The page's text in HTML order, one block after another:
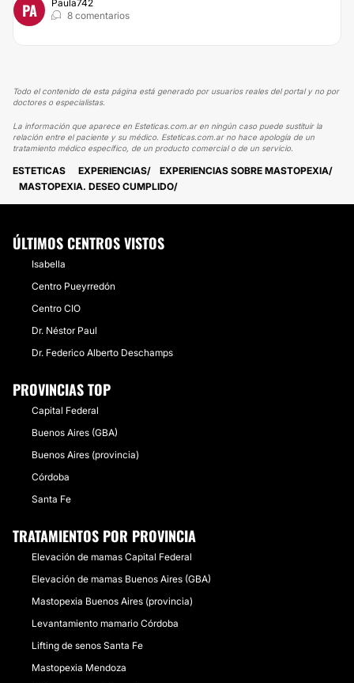
PA
Paula742
8 comentarios
Todo el contenido de esta página está generado por usuarios reales del portal y no por
doctores o especialistas.
La información que aparece en Esteticas.com.ar en ningún caso puede sustituir la
relación entre el paciente y su médico. Esteticas.com.ar no hace apología de un
tratamiento médico específico, de un producto comercial o de un servicio.
ESTETICAS EXPERIENCIAS
EXPERIENCIAS SOBRE MASTOPEXIA
MASTOPEXIA. DESEO CUMPLIDO
ÚLTIMOS CENTROS VISTOS
Isabella
Centro Pueyrredón
Centro CIO
Dr. Néstor Paul
Dr. Federico Alberto Deschamps
PROVINCIAS TOP
Capital Federal
Buenos Aires (GBA)
Buenos Aires (provincia)
Córdoba
Santa Fe
TRATAMIENTOS POR PROVINCIA
Elevación de mamas Capital Federal
Elevación de mamas Buenos Aires (GBA)
Mastopexia Buenos Aires (provincia)
Levantamiento mamario Córdoba
Lifting de senos Santa Fe
Mastopexia Mendoza